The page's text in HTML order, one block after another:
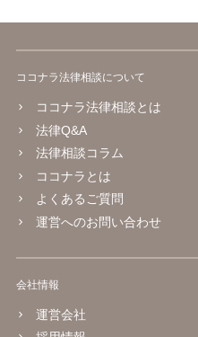
ココナラ法律相談について
ココナラ法律相談とは
法律Q&A
法律相談コラム
ココナラとは
よくあるご質問
運営へのお問い合わせ
会社情報
運営会社